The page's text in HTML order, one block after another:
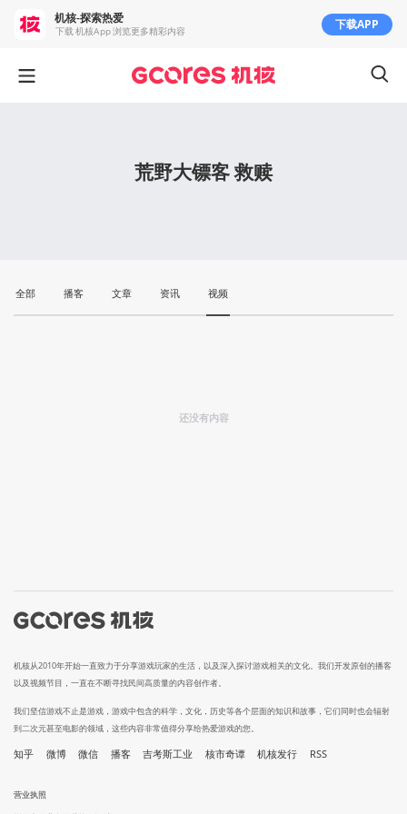
荒野大镖客 救赎
全部 播客 文章 资讯 视频
还没有内容
机核从2010年开始一直致力于分享游戏玩家的生活，以及深入探讨游戏相关的文化。我们开发原创的播客
以及视频节目，一直在不断寻找民间高质量的内容创作者。
我们坚信游戏不止是游戏，游戏中包含的科学，文化，历史等各个层面的知识和故事，它们同时也会辐射
到二次元甚至电影的领域，这些内容非常值得分享给热爱游戏的您。
知乎 微博 微信 播客 吉考斯工业 核市奇谭 机核发行 RSS
营业执照
机核-探索热爱
下载 机核App 浏览更多精彩内容 下载APP